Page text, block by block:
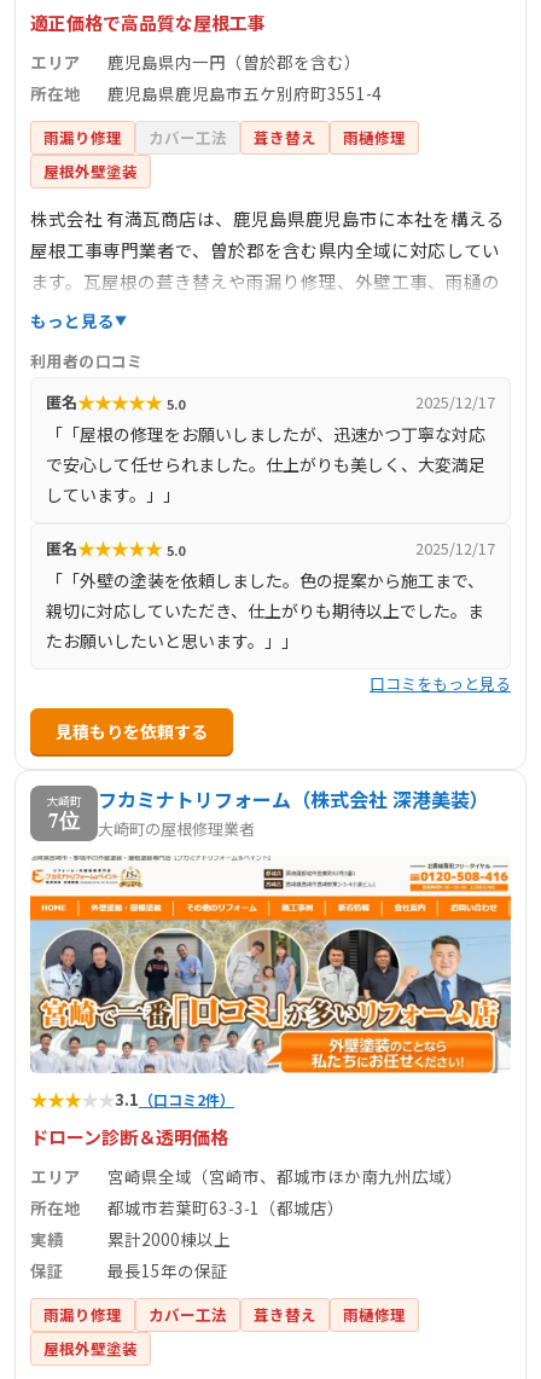
適正価格で高品質な屋根工事
エリア
鹿児島県内一円（曽於郡を含む）
所在地
鹿児島県鹿児島市五ケ別府町3551-4
雨漏り修理 カバー工法 葺き替え
雨樋修理
屋根外壁塗装
株式会社 有満瓦商店は、鹿児島県鹿児島市に本社を構える
屋根工事専門業者で、曽於郡を含む県内全域に対応してい
ます。瓦屋根の葺き替えや雨漏り修理、外壁工事、雨樋の
施工など、幅広い建物工事を手掛けており、特に伝統的な
用した現地調査により、3階建てや点検が困難な箇所でも的
確な診断を実施し、火災保険の申請サポートも行っていま
す。「適正な工事を適正な価格で」をモットーに、お客様
のニーズに合わせた最適なプランを提案し、経験豊富な職
人が丁寧な施工を行います。無料相談・見積もりも受け付
もっと見る
利用者の口コミ
匿名★★★★★ 5.0 2025/12/17
「「屋根の修理をお願いしましたが、迅速かつ丁寧な対応
で安心して任せられました。仕上がりも美しく、大変満足
しています。」」
匿名★★★★★ 5.0 2025/12/17
「「外壁の塗装を依頼しました。色の提案から施工まで、
親切に対応していただき、仕上がりも期待以上でした。ま
たお願いしたいと思います。」」
口コミをもっと見る
見積もりを依頼する
大崎町
7位
フカミナトリフォーム（株式会社 深港美装）
大崎町の屋根修理業者
★★★★★3.1 （口コミ2件）
ドローン診断＆透明価格
エリア
宮崎県全域（宮崎市、都城市ほか南九州広域）
所在地
都城市若葉町63‑3‑1（都城店）
実績
累計2000棟以上
保証
最長15年の保証
雨漏り修理 カバー工法 葺き替え
雨樋修理
屋根外壁塗装